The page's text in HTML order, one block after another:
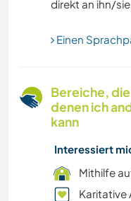
STRAND
SEGELN
direkt an ihn/
Einen
Bereiche,
denen ich
kann
Interessiert
Mithilfe
Karitative